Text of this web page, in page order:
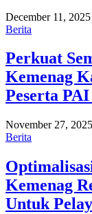
December 11, 2025
Berita
Perkuat
Kemenag
Peserta
November 27, 2025
Berita
Kemenag
Untuk